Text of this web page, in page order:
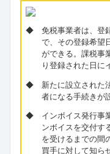
◆ 免税事業者は、登録
で、その登録希望
ができる。課税事
り登録された日に
◆ 新たに設立された
者になる手続きが
◆ インボイス発行事業
ンボイスを交付す
を受けるまでの間
買手に対して知ら